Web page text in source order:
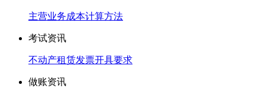
主营业务成本计算方法
考试资讯
不动产租赁发票开具要求
做账资讯